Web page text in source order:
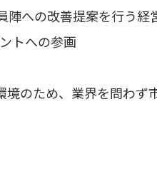
陣への改善提案を行う経
トへの参画
のため、業界を問わず